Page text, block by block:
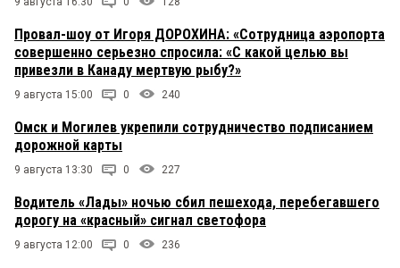
Провал-шоу от Игоря ДОРОХИНА: «Сотрудница аэропорта
совершенно серьезно спросила: «С какой целью вы
привезли в Канаду мертвую рыбу?»
9 августа 15:00 0 240
Омск и Могилев укрепили сотрудничество подписанием
дорожной карты
9 августа 13:30 0 227
Водитель «Лады» ночью сбил пешехода, перебегавшего
дорогу на «красный» сигнал светофора
9 августа 12:00 0 236